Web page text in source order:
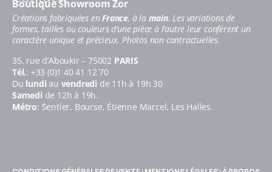
Boutique Showroom Zor
Créations fabriquées enFrance, à la main. Les variations de
formes, tailles ou couleurs d’une pièce à l’autre leur confèrent un
caractère unique et précieux. Photos non contractuelles.
35, rue d’Aboukir – 75002 PARIS
Tél.: +33 (0)1 40 41 12 70
Du lundi au vendredi de 11h à 19h 30
Samedi de 12h à 19h.
Métro: Sentier, Bourse, Étienne Marcel, Les Halles.